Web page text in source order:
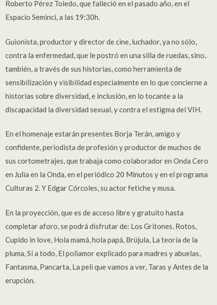
Roberto Pérez Toledo, que falleció en el pasado año, en el
Espacio Seminci, a las 19:30h.
Guionista, productor y director de cine, luchador, ya no sólo,
contra la enfermedad, que le postró en una silla de ruedas, sino,
también, a través de sus historias, como herramienta de
sensibilización y visibilidad especialmente en lo que concierne a
historias sobre diversidad, e inclusión, en lo tocante a la
discapacidad la diversidad sexual, y contra el estigma del VIH.
En el homenaje estarán presentes Borja Terán, amigo y
confidente, periodista de profesión y productor de muchos de
sus cortometrajes, que trabaja como colaborador en Onda Cero
en Julia en la Onda, en el periódico 20 Minutos y en el programa
Culturas 2. Y Edgar Córcoles, su actor fetiche y musa.
En la proyección, que es de acceso libre y gratuito hasta
completar aforo, se podrá disfrutar de: Los Gritones, Rotos,
Cupido in love, Hola mamá, hola papá, Brújula, La teoría de la
pluma, Sí a todo, El poliamor explicado para madres y abuelas,
Fantasma, Pancarta, La peli que vamos a ver, Taras y Antes de la
erupción.